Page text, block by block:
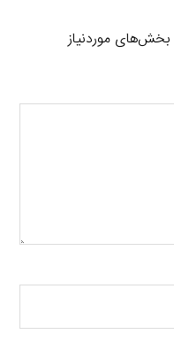
بخش‌های موردنیاز